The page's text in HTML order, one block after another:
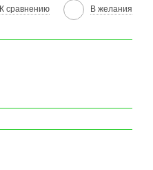
К сравнению В желания